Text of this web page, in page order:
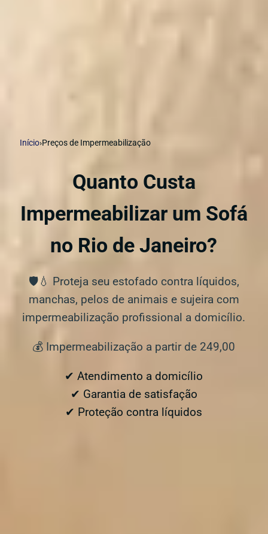
Início›Preços de Impermeabilização
Quanto Custa
Impermeabilizar um Sofá
no Rio de Janeiro?
🛡️💧 Proteja seu estofado contra líquidos,
manchas, pelos de animais e sujeira com
impermeabilização profissional a domicílio.
💰 Impermeabilização a partir de 249,00
✔ Atendimento a domicílio
✔ Garantia de satisfação
✔ Proteção contra líquidos